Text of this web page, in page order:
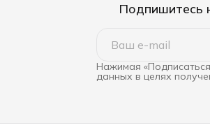
Подпишитесь
Нажимая
данных в целях